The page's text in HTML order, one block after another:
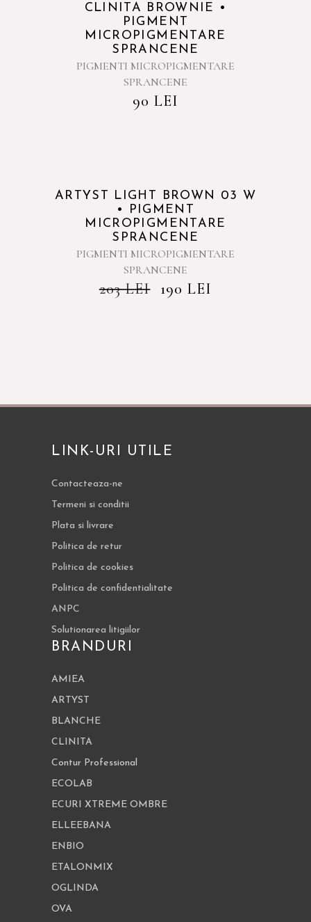
Sold
CLINITA BROWNIE •
PIGMENT
MICROPIGMENTARE
SPRANCENE
PIGMENTI MICROPIGMENTARE
SPRANCENE
90 LEI
Sold
ARTYST LIGHT BROWN 03 W
• PIGMENT
MICROPIGMENTARE
SPRANCENE
PIGMENTI MICROPIGMENTARE
SPRANCENE
203LEI 190 LEI
LINK-URI UTILE
Contacteaza-ne
Termeni si conditii
Plata si livrare
Politica de retur
Politica de cookies
Politica de confidentialitate
ANPC
Solutionarea litigiilor
BRANDURI
AMIEA
ARTYST
BLANCHE
CLINITA
Contur Professional
ECOLAB
ECURI XTREME OMBRE
ELLEEBANA
ENBIO
ETALONMIX
OGLINDA
OVA